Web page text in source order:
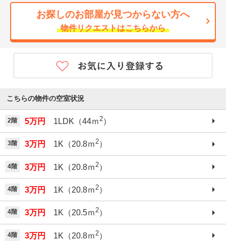
お探しのお部屋が見つからない方へ
物件リクエストはこちらから
こちらの物件の空室状況
2階 5万円 1LDK（44ｍ2）
3階 3万円 1K（20.8ｍ2）
4階 3万円 1K（20.8ｍ 2）
4階 3万円 1K（20.8ｍ2）
4階 3万円 1K（20.5ｍ2）
4階 3万円 1K（20.8ｍ 2）